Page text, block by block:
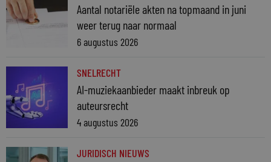
Aantal notariële akten na topmaand in juni
weer terug naar normaal
6 augustus 2026
SNELRECHT
AI-muziekaanbieder maakt inbreuk op
auteursrecht
4 augustus 2026
JURIDISCH NIEUWS